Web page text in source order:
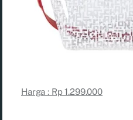
Harga : Rp 1.299.000